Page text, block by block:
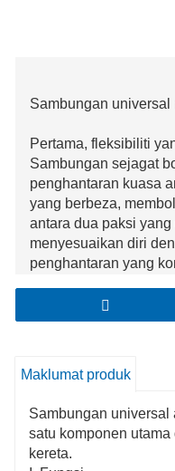
Sambungan
Pertama, fleksibiliti
Sambungan sejagat
penghantaran kuasa
yang berbeza,
antara dua paksi
menyesuaikan diri
penghantaran yang
dan keperluan
mekanikal dan lain-
dan pergerakan.
Kedua, penghantaran
Tiga, mudah dipasang
Keempat, digunakan
Maklumat produk
Sambungan
satu komponen
kereta.